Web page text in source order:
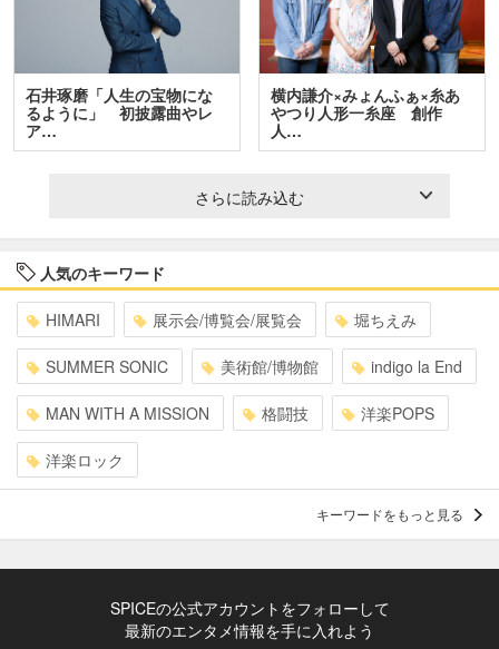
石井琢磨「人生の宝物にな
るように」 初披露曲やレ
ア…
横内謙介×みょんふぁ×糸あ
やつり人形一糸座 創作
人…
さらに読み込む
人気のキーワード
HIMARI 展示会/博覧会/展覧会 堀ちえみ
SUMMER SONIC 美術館/博物館 indigo la End
MAN WITH A MISSION 格闘技 洋楽POPS
洋楽ロック
キーワードをもっと見る
SPICEの公式アカウントをフォローして
最新のエンタメ情報を手に入れよう